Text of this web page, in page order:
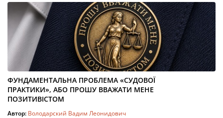
ФУНДАМЕНТАЛЬНА ПРОБЛЕМА «СУДОВОЇ
ПРАКТИКИ», АБО ПРОШУ ВВАЖАТИ МЕНЕ
ПОЗИТИВІСТОМ
Автор: Володарский Вадим Леонидович